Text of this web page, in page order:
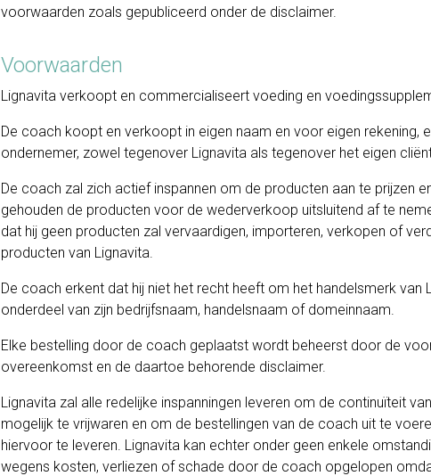
voorwaarden zoals gepubliceerd onder de disclaimer.
Voorwaarden
Lignavita verkoopt en commercialiseert voeding en
De coach koopt en verkoopt in eigen naam en voor eigen rekening,
ondernemer, zowel tegenover Lignavita als tegenover het eigen
De coach zal zich actief inspannen om de producten aan te prijzen
gehouden de producten voor de wederverkoop uitsluitend af te
dat hij geen producten zal vervaardigen, importeren, verkopen of
producten van Lignavita.
De coach erkent dat hij niet het recht heeft om het handelsmerk van
onderdeel van zijn bedrijfsnaam, handelsnaam of domeinnaam.
Elke bestelling door de coach geplaatst wordt beheerst door de
overeenkomst en de daartoe behorende disclaimer.
Lignavita zal alle redelijke inspanningen leveren om de continuïteit
mogelijk te vrijwaren en om de bestellingen van de coach uit te
hiervoor te leveren. Lignavita kan echter onder geen enkele
wegens kosten, verliezen of schade door de coach opgelopen